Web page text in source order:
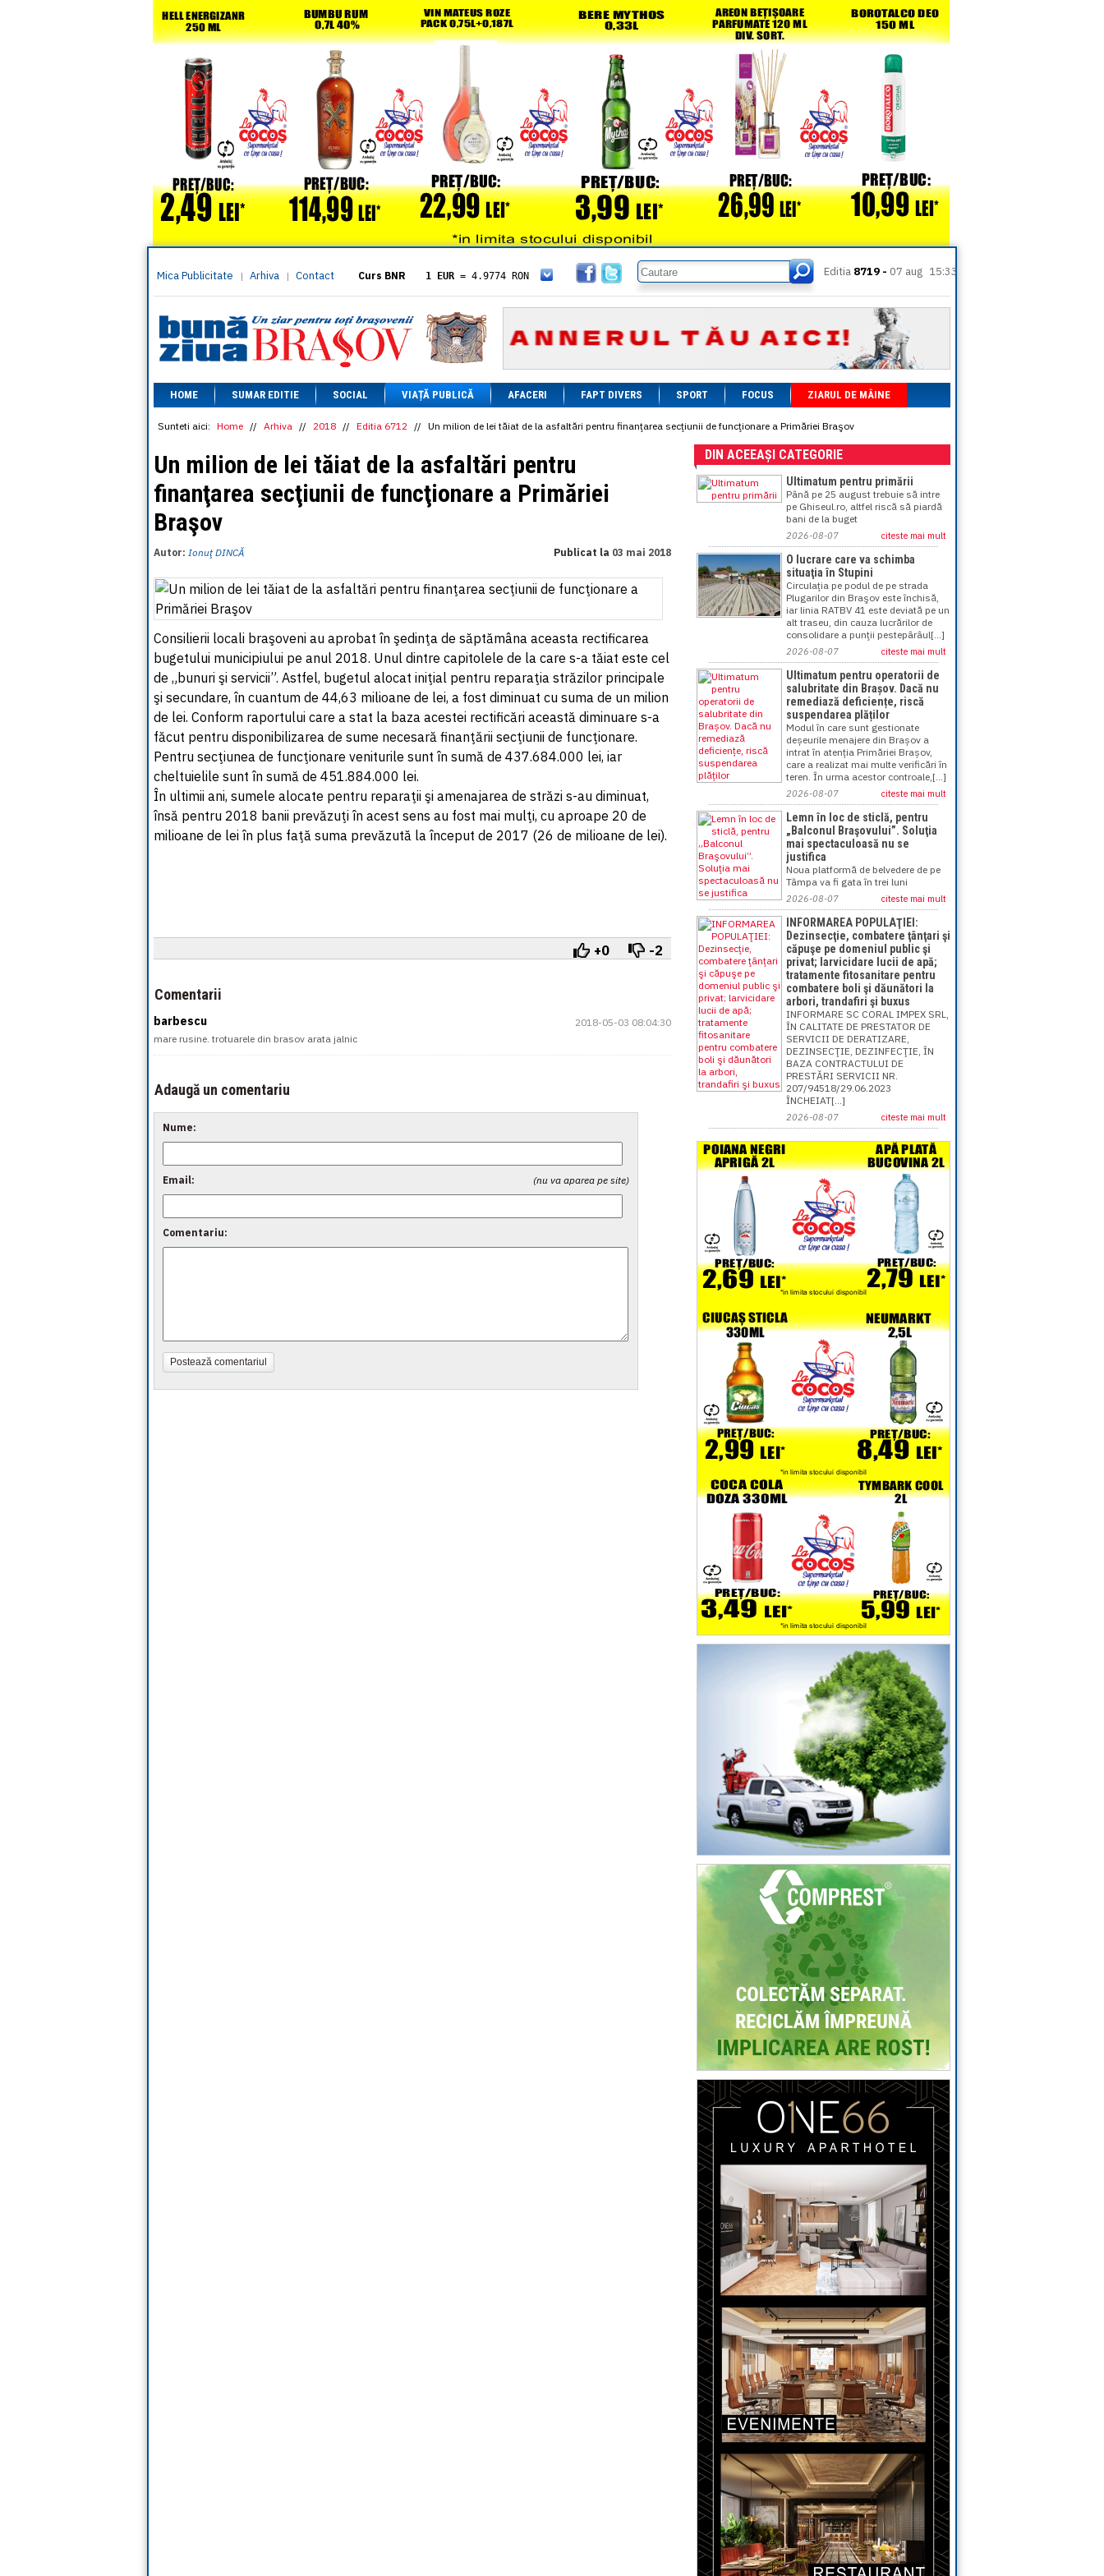
Mica Publicitate | Arhiva | Contact Curs BNR 1 EUR = 4.9774 RON
= 5.8304 RON
1 XAU= 464.4611 RON
1 AED= 1.1933 RON
1 AUD= 2.7957 RON
1 BGN= 2.5449 RON
1 CAD= 3.1559 RON
1 CHF= 5.2813 RON
1 CNY= 0.6015 RON
1 DKK
= 0.6668 RON
1 EGP = 0.0860 RON
1 HUF
= 1.2223 RON
1 INR
= 0.0513 RON
1 NZD= 2.6097 RON
1 RUB
= 0.0530 RON
1 SEK= 0.4526 RON
1 TRY= 0.1141 RON
1 UAH= 0.1048 RON
1 XDR
= 5.9383 RON
1 ZAR= 0.2318 RON
Editia 8719 - 07 aug 15:33
HOME SUMAR EDITIE SOCIAL VIAȚĂ PUBLICĂ AFACERI FAPT DIVERS SPORT FOCUS ZIARUL DE MÂINE
Sunteti aici: Home // Arhiva // 2018 // Editia 6712 // Un milion de lei tăiat de la asfaltări pentru finanţarea secţiunii de funcţionare a Primăriei Braşov
Un milion de lei tăiat de la asfaltări pentru
finanţarea secţiunii de funcţionare a Primăriei
Braşov
Autor: Ionuţ DINCĂ Publicat la 03 mai 2018
Consilierii locali braşoveni au aprobat în şedinţa de săptămâna aceasta rectificarea
bugetului municipiului pe anul 2018. Unul dintre capitolele de la care s-a tăiat este cel
de „bunuri şi servicii”. Astfel, bugetul alocat iniţial pentru reparaţia străzilor principale
şi secundare, în cuantum de 44,63 milioane de lei, a fost diminuat cu suma de un milion
de lei. Conform raportului care a stat la baza acestei rectificări această diminuare s-a
făcut pentru disponibilizarea de sume necesară finanţării secţiunii de funcţionare.
Pentru secţiunea de funcţionare veniturile sunt în sumă de 437.684.000 lei, iar
cheltuielile sunt în sumă de 451.884.000 lei.
În ultimii ani, sumele alocate pentru reparaţii şi amenajarea de străzi s-au diminuat,
însă pentru 2018 banii prevăzuţi în acest sens au fost mai mulţi, cu aproape 20 de
milioane de lei în plus faţă suma prevăzută la început de 2017 (26 de milioane de lei).
+0 -2
Comentarii
barbescu
2018-05-03 08:04:30
mare rusine. trotuarele din brasov arata jalnic
Adaugă un comentariu
Nume:
(nu va aparea pe site)
Email:
Comentariu:
Postează comentariul
DIN ACEEAȘI CATEGORIE
Ultimatum pentru primării
Până pe 25 august trebuie să intre
pe Ghiseul.ro, altfel riscă să piardă
bani de la buget
2026-08-07 citeste mai mult
O lucrare care va schimba
situaţia în Stupini
Circulaţia pe podul de pe strada
Plugarilor din Braşov este închisă,
iar linia RATBV 41 este deviată pe un
alt traseu, din cauza lucrărilor de
consolidare a punţii pestepârâul[...]
2026-08-07 citeste mai mult
Ultimatum pentru operatorii de
salubritate din Brașov. Dacă nu
remediază deficiențe, riscă
suspendarea plăților
Modul în care sunt gestionate
deșeurile menajere din Brașov a
intrat în atenția Primăriei Brașov,
care a realizat mai multe verificări în
teren. În urma acestor controale,[...]
2026-08-07 citeste mai mult
Lemn în loc de sticlă, pentru
„Balconul Braşovului”. Soluţia
mai spectaculoasă nu se
justifica
Noua platformă de belvedere de pe
Tâmpa va fi gata în trei luni
2026-08-07 citeste mai mult
INFORMAREA POPULAŢIEI:
Dezinsecţie, combatere ţânţari şi
căpuşe pe domeniul public şi
privat; larvicidare lucii de apă;
tratamente fitosanitare pentru
combatere boli şi dăunători la
arbori, trandafiri şi buxus
INFORMARE SC CORAL IMPEX SRL,
ÎN CALITATE DE PRESTATOR DE
SERVICII DE DERATIZARE,
DEZINSECŢIE, DEZINFECŢIE, ÎN
BAZA CONTRACTULUI DE
PRESTĂRI SERVICII NR.
207/94518/29.06.2023
ÎNCHEIAT[...]
2026-08-07 citeste mai mult